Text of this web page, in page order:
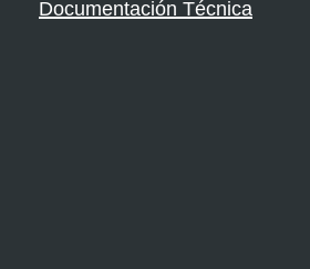
Documentación Técnica